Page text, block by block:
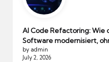
AI Code Refactoring:
Software modernisiert,
by admin
July 2, 2026